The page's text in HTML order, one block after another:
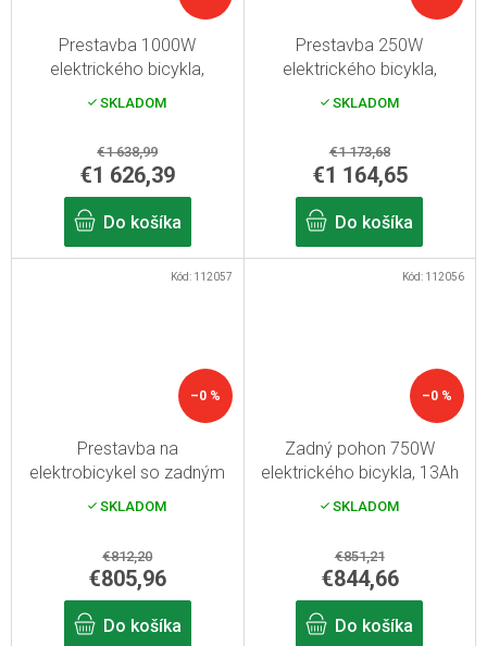
Prestavba 1000W
elektrického bicykla,
SKLADOM
€1 638,99
€1 626,39
Do košíka
Prestavba 250W
elektrického bicykla,
SKLADOM
€1 173,68
€1 164,65
Do košíka
–0 %
Prestavba na
elektrobicykel so zadným
pohonom 750 W, 13Ah
SKLADOM
€812,20
€805,96
Do košíka
Kód: 112057
–0 %
Zadný pohon 750W
elektrického bicykla, 13Ah
rámová batéria, s
SKLADOM
€851,21
€844,66
Do košíka
Kód: 112056